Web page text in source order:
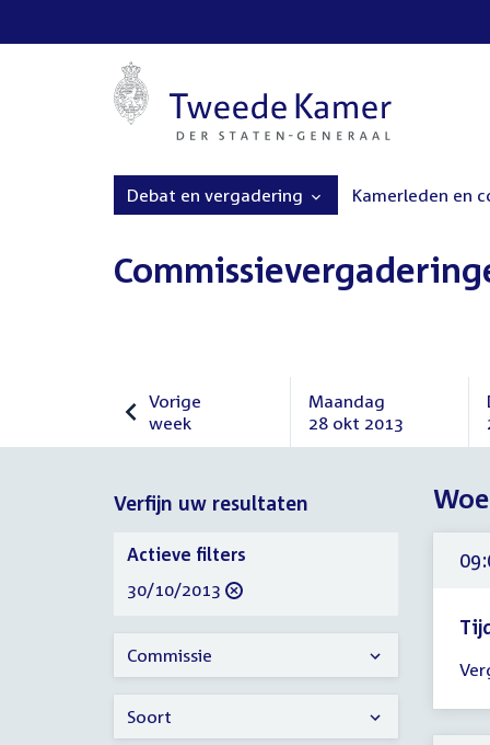
Debat en vergadering Kamerleden en
Vorige
week
Vorige
Maandag
28 okt 2013
Maandag
Verfijn uw resultaten
-
Verfijn
uw
resultaten
Actieve filters
verwijder
30/10/2013
Commissie
Soort